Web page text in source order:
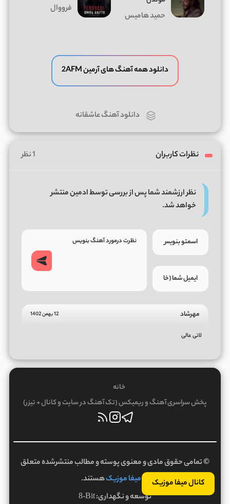
کانال میفا موزیک
حمید هامیس
فرووال
دانلود همه آهنگ های آرمین 2AFM
دانلود آهنگ عاشقانه
نظرات کاربران 1 نظر
نظر ارزشمند شما پس از بررسی توسط ادمین منتشر
خواهد شد.
مهرشاد 12 بهمن 1402
لاتی عالی
خانه
پخش سراسری آهنگ و ریمیکس (تک آهنگ در سایت و کانال + تیزر)
© تمامی حقوق مادی و معنوی پوسته و مطالب منتشرشده متعلق
بهمیفا موزیکهستند.
توسعه و نگهداری:8-Bit